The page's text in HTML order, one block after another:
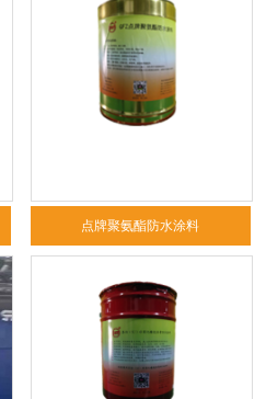
点牌聚氨酯防水涂料